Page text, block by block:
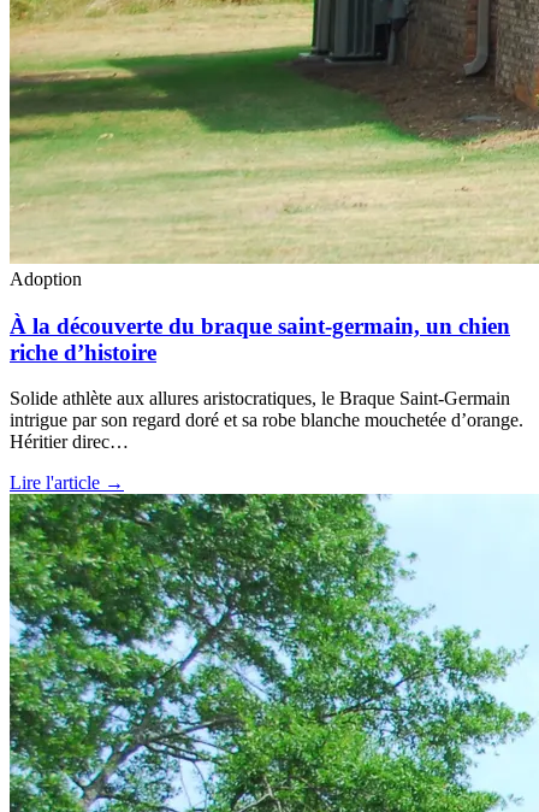
Adoption
À la découverte du braque saint-germain, un chien
riche d’histoire
Solide athlète aux allures aristocratiques, le Braque Saint-Germain
intrigue par son regard doré et sa robe blanche mouchetée d’orange.
Héritier direc…
Lire l'article →